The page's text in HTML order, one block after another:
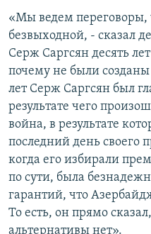
«Мы ведем переговоры,
безвыходной, - сказал
Серж Саргсян десять
почему не были
лет Серж Саргсян был
результате чего
война, в результате
последний день своего
когда его избирали
по сути, была
гарантий, что
То есть, он прямо
альтернативы нет».